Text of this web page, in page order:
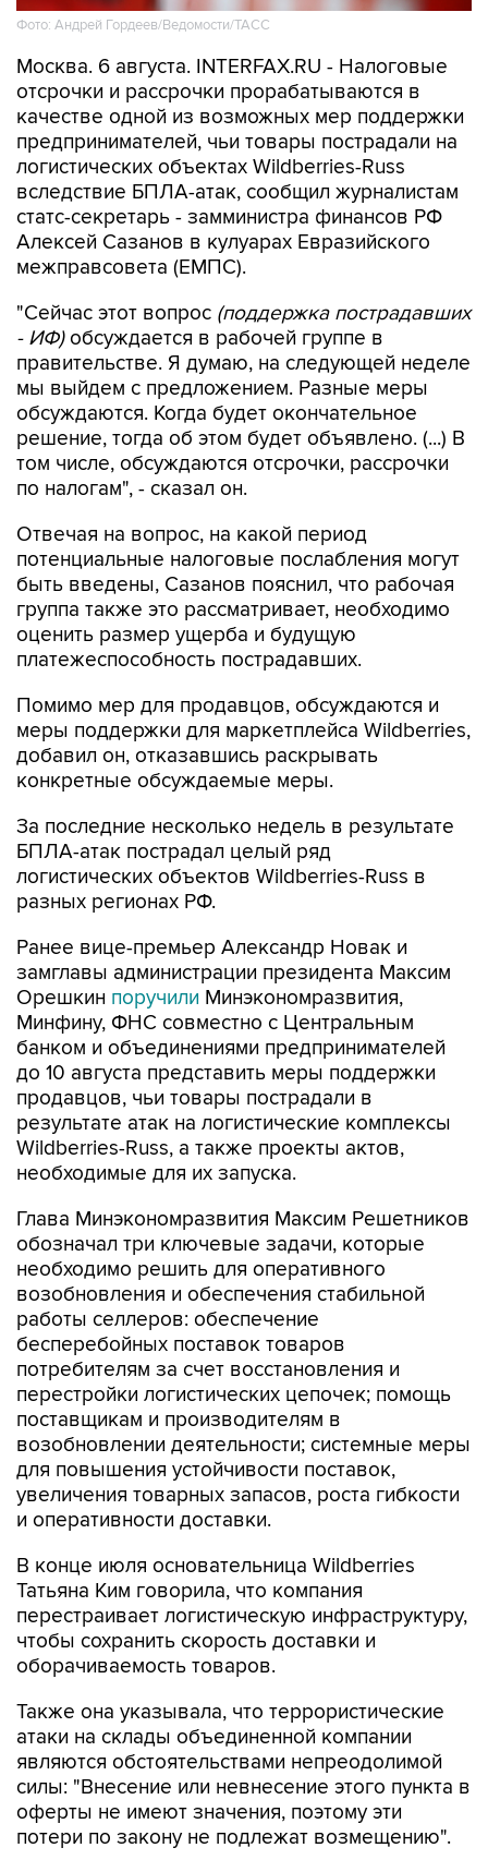
Фото: Андрей Гордеев/Ведомости/ТАСС
Москва. 6 августа. INTERFAX.RU - Налоговые
отсрочки и рассрочки прорабатываются в
качестве одной из возможных мер поддержки
предпринимателей, чьи товары пострадали на
логистических объектах Wildberries-Russ
вследствие БПЛА-атак, сообщил журналистам
статс-секретарь - замминистра финансов РФ
Алексей Сазанов в кулуарах Евразийского
межправсовета (ЕМПС).
"Сейчас этот вопрос (поддержка пострадавших
- ИФ)обсуждается в рабочей группе в
правительстве. Я думаю, на следующей неделе
мы выйдем с предложением. Разные меры
обсуждаются. Когда будет окончательное
решение, тогда об этом будет объявлено. (...) В
том числе, обсуждаются отсрочки, рассрочки
по налогам", - сказал он.
Отвечая на вопрос, на какой период
потенциальные налоговые послабления могут
быть введены, Сазанов пояснил, что рабочая
группа также это рассматривает, необходимо
оценить размер ущерба и будущую
платежеспособность пострадавших.
Помимо мер для продавцов, обсуждаются и
меры поддержки для маркетплейса Wildberries,
добавил он, отказавшись раскрывать
конкретные обсуждаемые меры.
За последние несколько недель в результате
БПЛА-атак пострадал целый ряд
логистических объектов Wildberries-Russ в
разных регионах РФ.
Ранее вице-премьер Александр Новак и
замглавы администрации президента Максим
Орешкин поручили Минэкономразвития,
Минфину, ФНС совместно с Центральным
банком и объединениями предпринимателей
до 10 августа представить меры поддержки
продавцов, чьи товары пострадали в
результате атак на логистические комплексы
Wildberries-Russ, а также проекты актов,
необходимые для их запуска.
Глава Минэкономразвития Максим Решетников
обозначал три ключевые задачи, которые
необходимо решить для оперативного
возобновления и обеспечения стабильной
работы селлеров: обеспечение
бесперебойных поставок товаров
потребителям за счет восстановления и
перестройки логистических цепочек; помощь
поставщикам и производителям в
возобновлении деятельности; системные меры
для повышения устойчивости поставок,
увеличения товарных запасов, роста гибкости
и оперативности доставки.
В конце июля основательница Wildberries
Татьяна Ким говорила, что компания
перестраивает логистическую инфраструктуру,
чтобы сохранить скорость доставки и
оборачиваемость товаров.
Также она указывала, что террористические
атаки на склады объединенной компании
являются обстоятельствами непреодолимой
силы: "Внесение или невнесение этого пункта в
оферты не имеют значения, поэтому эти
потери по закону не подлежат возмещению".